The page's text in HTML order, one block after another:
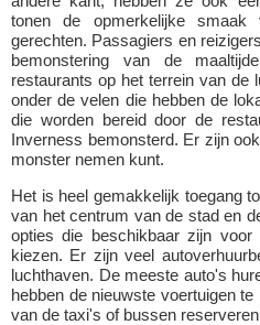
tonen de opmerkelijke smaak
gerechten. Passagiers en
bemonstering van de
restaurants op het terrein van de
onder de velen die hebben de
die worden bereid door de
Inverness bemonsterd. Er zijn
monster nemen kunt.
Het is heel gemakkelijk toegang
van het centrum van de stad en
opties die beschikbaar zijn
kiezen. Er zijn veel
luchthaven. De meeste auto's
hebben de nieuwste voertuigen
van de taxi's of bussen